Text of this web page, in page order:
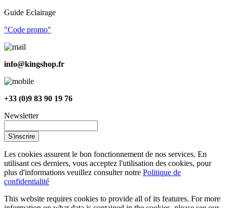
Guide Eclairage
"Code promo"
info@kingshop.fr
+33 (0)9 83 90 19 76
Newsletter
S'inscrire
Les cookies assurent le bon fonctionnement de nos services. En
utilisant ces derniers, vous acceptez l'utilisation des cookies, pour
plus d'informations veuillez consulter notre Politique de
confidentialité
This website requires cookies to provide all of its features. For more